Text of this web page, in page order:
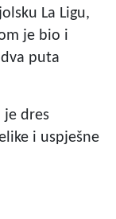
La Ligu,
je bio i
puta
dres
i uspješne